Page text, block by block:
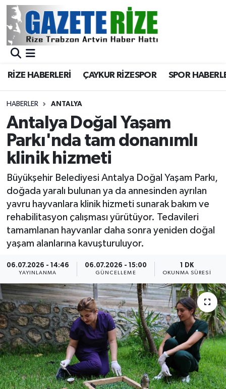
RİZE HABERLERİ ÇAYKUR RİZESPOR SPOR
HABERLER ANTALYA
Antalya Doğal Yaşam
Parkı'nda tam donanımlı
klinik hizmeti
Büyükşehir Belediyesi Antalya Doğal Yaşam Parkı,
doğada yaralı bulunan ya da annesinden ayrılan
yavru hayvanlara klinik hizmeti sunarak bakım ve
rehabilitasyon çalışması yürütüyor. Tedavileri
tamamlanan hayvanlar daha sonra yeniden doğal
yaşam alanlarına kavuşturuluyor.
06.07.2026 - 14:46
YAYINLANMA
06.07.2026 - 15:00
GÜNCELLEME
1 DK
OKUNMA SÜRESI
BÖLGEMİZ
Asayiş
Rize Jandarma Komutanlığı
Bilim Teknoloji
Advertising news
Canlı Maç
ÇEVRE
Dış Haberler
Dünya
EĞİTİM
EKONOMİ
English News
Merkez Nöbetçi Eczaneler
Merkez Trafik Yoğunluk Haritası
Süper Lig Puan Durumu ve Fikstür
Tüm Manşetler
Haber Arşivi